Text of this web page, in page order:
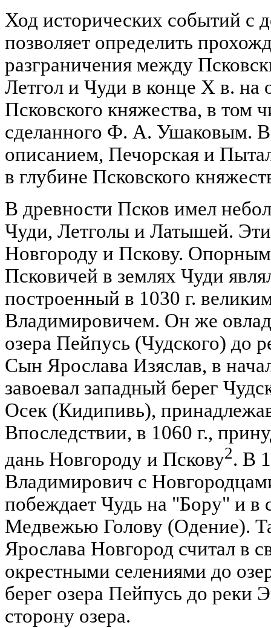
Ход исторических событий с
позволяет определить
разграничения между
Летгол и Чуди в конце X в. на
Псковского княжества, в том
сделанного Ф. А. Ушаковым. В
описанием, Печорская и
в глубине Псковского
В древности Псков имел
Чуди, Летголы и Латышей.
Новгороду и Пскову.
Псковичей в землях Чуди
построенный в 1030 г.
Владимировичем. Он же
озера Пейпусь (Чудского) до
Сын Ярослава Изяслав, в
завоевал западный берег
Осек (Кидипивь),
Впоследствии, в 1060 г.,
дань Новгороду и Пскову2. В
Владимирович с
побеждает Чудь на "Бору" и в
Медвежью Голову (Одение).
Ярослава Новгород считал в
окрестными селениями до
берег озера Пейпусь до
сторону озера.